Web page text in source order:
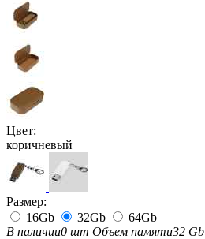
Цвет:
коричневый
Размер:
16Gb
32Gb
64Gb
В наличии0 шт Объем памяти32 Gb